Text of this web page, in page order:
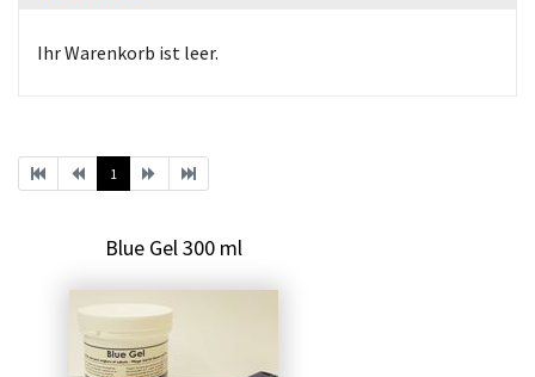
Ihr Warenkorb ist leer.
1
Blue Gel 300 ml